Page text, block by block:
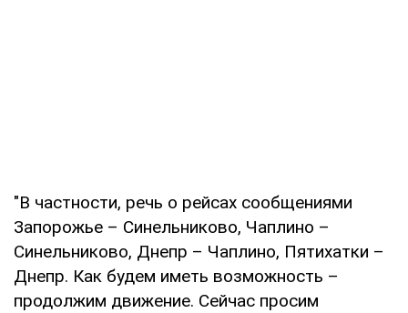
"В частности, речь о рейсах сообщениями
Запорожье – Синельниково, Чаплино –
Синельниково, Днепр – Чаплино, Пятихатки –
Днепр. Как будем иметь возможность –
продолжим движение. Сейчас просим